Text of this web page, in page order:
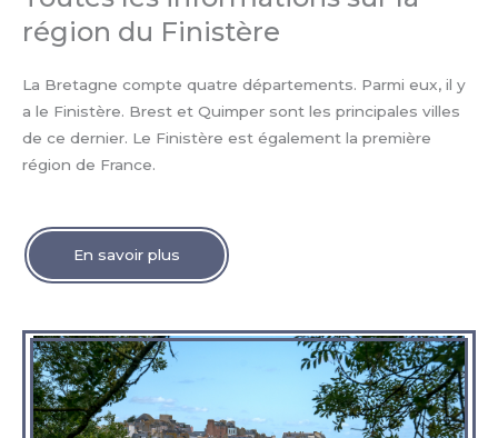
région du Finistère
La Bretagne compte quatre départements. Parmi eux, il y
a le Finistère. Brest et Quimper sont les principales villes
de ce dernier. Le Finistère est également la première
région de France.
En savoir plus